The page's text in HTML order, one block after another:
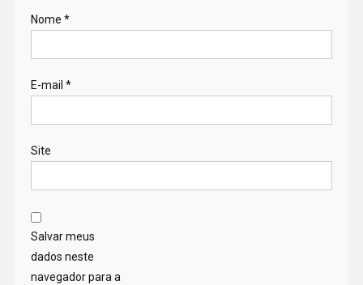
Nome *
E-mail *
Site
Salvar meus
dados neste
navegador para a